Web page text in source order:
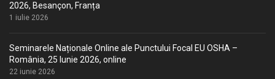
2026, Besançon, Franța
1 iulie 2026
Seminarele Naționale Online ale Punctului Focal EU OSHA –
România, 25 Iunie 2026, online
22 iunie 2026